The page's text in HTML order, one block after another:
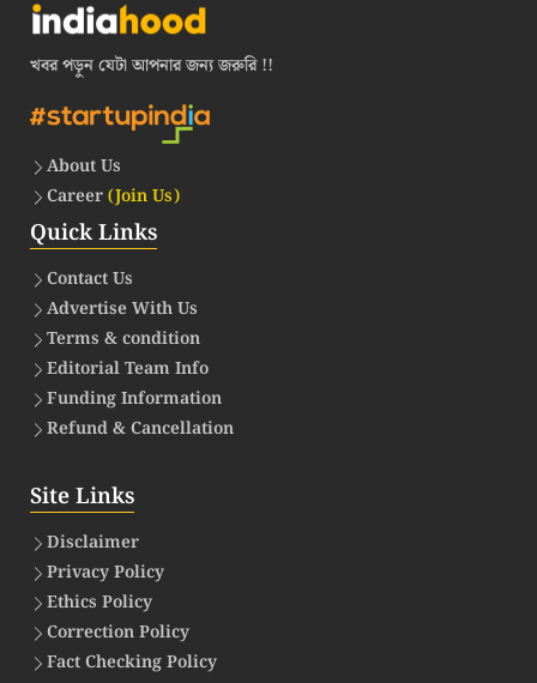
খবর পড়ুন যেটা আপনার জন্য জরুরি !!
About Us
Career(Join Us)
Quick Links
Contact Us
Advertise With Us
Terms & condition
Editorial Team Info
Funding Information
Refund & Cancellation
Site Links
Disclaimer
Privacy Policy
Ethics Policy
Correction Policy
Fact Checking Policy